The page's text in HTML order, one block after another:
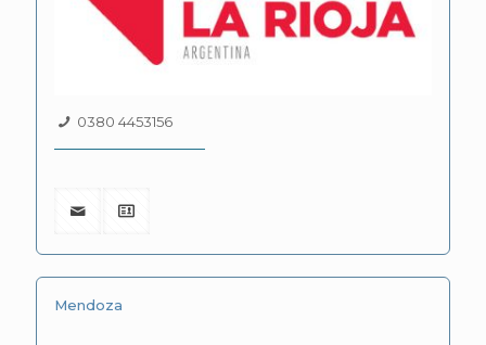
0380 4453156
Mendoza